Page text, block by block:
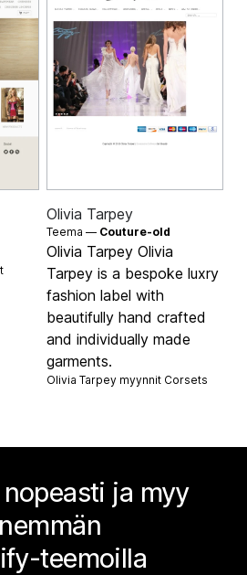
Olivia Tarpey
Teema — Couture-old
Olivia Tarpey Olivia
Tarpey is a bespoke luxry
fashion label with
beautifully hand crafted
and individually made
garments.
Olivia Tarpey myynnit Corsets
nopeasti ja myy
teemoilla